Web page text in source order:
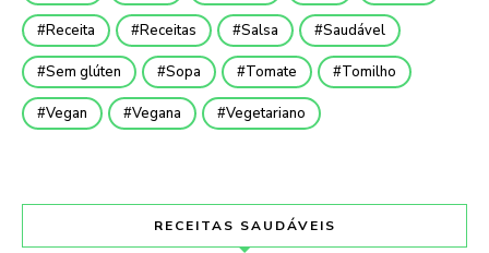
Receita Receitas Salsa Saudável
Sem glúten Sopa Tomate Tomilho
Vegan Vegana Vegetariano
RECEITAS SAUDÁVEIS